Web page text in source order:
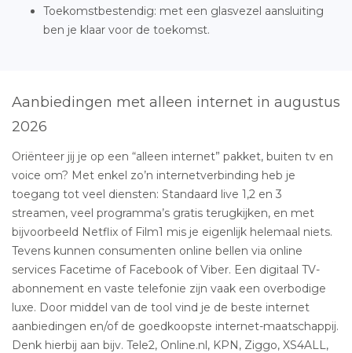
Toekomstbestendig: met een glasvezel aansluiting
ben je klaar voor de toekomst.
Aanbiedingen met alleen internet in augustus
2026
Oriënteer jij je op een “alleen internet” pakket, buiten tv en
voice om? Met enkel zo’n internetverbinding heb je
toegang tot veel diensten: Standaard live 1,2 en 3
streamen, veel programma’s gratis terugkijken, en met
bijvoorbeeld Netflix of Film1 mis je eigenlijk helemaal niets.
Tevens kunnen consumenten online bellen via online
services Facetime of Facebook of Viber. Een digitaal TV-
abonnement en vaste telefonie zijn vaak een overbodige
luxe. Door middel van de tool vind je de beste internet
aanbiedingen en/of de goedkoopste internet-maatschappij.
Denk hierbij aan bijv. Tele2, Online.nl, KPN, Ziggo, XS4ALL,